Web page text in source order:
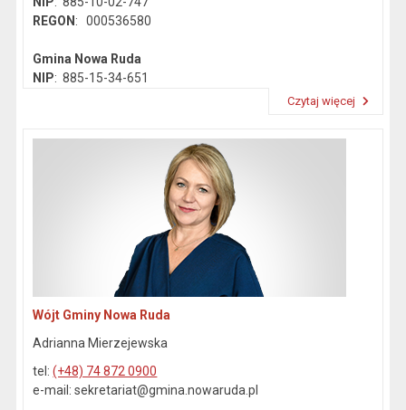
REGON : 000536580
Gmina Nowa Ruda
NIP: 885-15-34-651
Czytaj więcej
Wójt Gminy Nowa Ruda
Adrianna Mierzejewska
tel:(+48) 74 872 0900
e-mail: sekretariat@gmina.nowaruda.pl